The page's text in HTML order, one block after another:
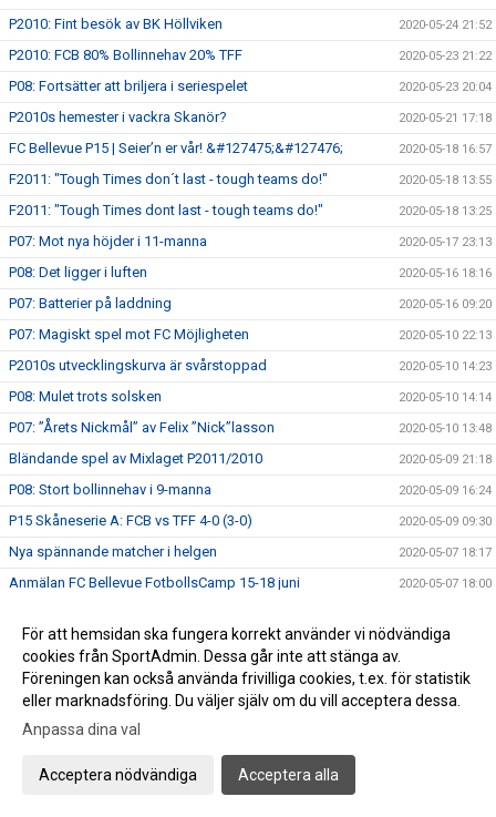
P2010: Fint besök av BK Höllviken 2020-05-24 21:52
P2010: FCB 80% Bollinnehav 20% TFF 2020-05-23 21:22
P08: Fortsätter att briljera i seriespelet 2020-05-23 20:04
P2010s hemester i vackra Skanör? 2020-05-21 17:18
FC Bellevue P15 | Seier’n er vår! &#127475;&#127476; 2020-05-18 16:57
F2011: "Tough Times don´t last - tough teams do!" 2020-05-18 13:55
F2011: "Tough Times dont last - tough teams do!" 2020-05-18 13:25
P07: Mot nya höjder i 11-manna 2020-05-17 23:13
P08: Det ligger i luften 2020-05-16 18:16
P07: Batterier på laddning 2020-05-16 09:20
P07: Magiskt spel mot FC Möjligheten 2020-05-10 22:13
P2010s utvecklingskurva är svårstoppad 2020-05-10 14:23
P08: Mulet trots solsken 2020-05-10 14:14
P07: ”Årets Nickmål” av Felix ”Nick”lasson 2020-05-10 13:48
Bländande spel av Mixlaget P2011/2010 2020-05-09 21:18
P08: Stort bollinnehav i 9-manna 2020-05-09 16:24
P15 Skåneserie A: FCB vs TFF 4-0 (3-0) 2020-05-09 09:30
Nya spännande matcher i helgen 2020-05-07 18:17
Anmälan FC Bellevue FotbollsCamp 15-18 juni 2020-05-07 18:00
P2007: Imponerande comeback mot Gislöv P15 2020-05-03 17:50
P08: Visar olympisk klass 2020-05-03 15:29
F2011: Spelglädje mot Linero IF och hattrick av Nia 2020-05-02 18:38
P07: Bländande ungdomsfotboll på 1:a maj
Trevlig Valborg!
P07: Spelglädje mot FC Rosengård
För att hemsidan ska fungera korrekt använder vi nödvändiga
cookies från SportAdmin. Dessa går inte att stänga av.
Föreningen kan också använda frivilliga cookies, t.ex. för statistik
eller marknadsföring. Du väljer själv om du vill acceptera dessa.
Anpassa dina val
Acceptera nödvändiga Acceptera alla